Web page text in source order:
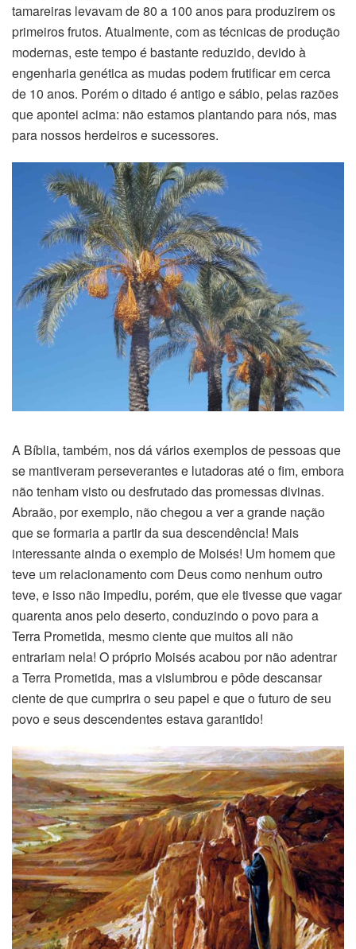
tamareiras levavam de 80 a 100 anos para produzirem os
primeiros frutos. Atualmente, com as técnicas de produção
modernas, este tempo é bastante reduzido, devido à
engenharia genética as mudas podem frutificar em cerca
de 10 anos. Porém o ditado é antigo e sábio, pelas razões
que apontei acima: não estamos plantando para nós, mas
para nossos herdeiros e sucessores.
A Bíblia, também, nos dá vários exemplos de pessoas que
se mantiveram perseverantes e lutadoras até o fim, embora
não tenham visto ou desfrutado das promessas divinas.
Abraão, por exemplo, não chegou a ver a grande nação
que se formaria a partir da sua descendência! Mais
interessante ainda o exemplo de Moisés! Um homem que
teve um relacionamento com Deus como nenhum outro
teve, e isso não impediu, porém, que ele tivesse que vagar
quarenta anos pelo deserto, conduzindo o povo para a
Terra Prometida, mesmo ciente que muitos ali não
entrariam nela! O próprio Moisés acabou por não adentrar
a Terra Prometida, mas a vislumbrou e pôde descansar
ciente de que cumprira o seu papel e que o futuro de seu
povo e seus descendentes estava garantido!